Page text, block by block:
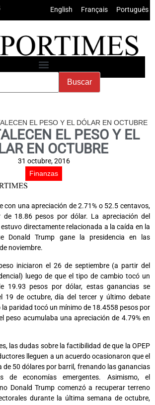
English Français Português
EL PESO Y EL DÓLAR EN OCTUBRE
EL PESO Y EL
EN OCTUBRE
31 octubre, 2016
Finanzas
con una apreciación de 2.71% o 52.5 centavos,
de 18.86 pesos por dólar. La apreciación del
directamente relacionada a la caída en la
Donald Trump gane la presidencia en las
noviembre.
iniciaron el 26 de septiembre (a partir del
luego de que el tipo de cambio tocó un
19.93 pesos por dólar, estas ganancias se
19 de octubre, día del tercer y último debate
la paridad tocó un mínimo de 18.4558 pesos por
peso acumulaba una apreciación de 4.79% en
las dudas sobre la factibilidad de que la OPEP
lleguen a un acuerdo ocasionaron que el
de 50 dólares por barril, frenando las ganancias
de economías emergentes. Asimismo, el
Donald Trump comenzó a recuperar terreno
durante la última semana de octubre,